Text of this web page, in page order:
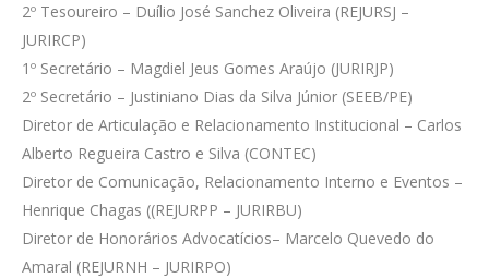
2º Tesoureiro – Duílio José Sanchez Oliveira (REJURSJ –
JURIRCP)
1º Secretário – Magdiel Jeus Gomes Araújo (JURIRJP)
2º Secretário – Justiniano Dias da Silva Júnior (SEEB/PE)
Diretor de Articulação e Relacionamento Institucional – Carlos
Alberto Regueira Castro e Silva (CONTEC)
Diretor de Comunicação, Relacionamento Interno e Eventos –
Henrique Chagas ((REJURPP – JURIRBU)
Diretor de Honorários Advocatícios– Marcelo Quevedo do
Amaral (REJURNH – JURIRPO)